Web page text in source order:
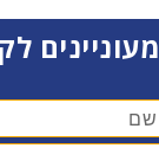
מעוניינים